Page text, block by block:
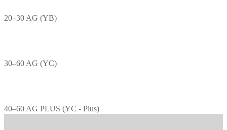
20–30 AG (YB)
30–60 AG (YC)
40–60 AG PLUS (YC - Plus)